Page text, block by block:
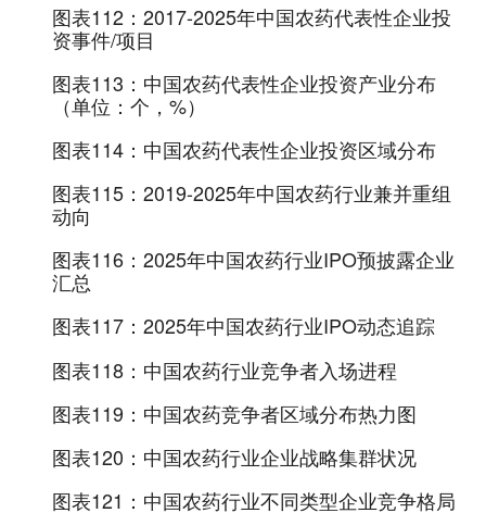
图表112： 2017-2025年中国农药代表性企业投
资事件/项目
图表113： 中国农药代表性企业投资产业分布
（单位：个，%）
图表114： 中国农药代表性企业投资区域分布
图表115： 2019-2025年中国农药行业兼并重组
动向
图表116： 2025年中国农药行业IPO预披露企业
汇总
图表117： 2025年中国农药行业IPO动态追踪
图表118： 中国农药行业竞争者入场进程
图表119： 中国农药竞争者区域分布热力图
图表120： 中国农药行业企业战略集群状况
图表121： 中国农药行业不同类型企业竞争格局